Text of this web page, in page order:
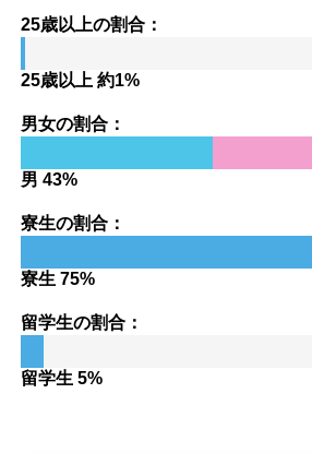
25歳以上の割合：
25歳以上 約1%
男女の割合：
男 43%
寮生の割合：
寮生 75%
留学生の割合：
留学生 5%